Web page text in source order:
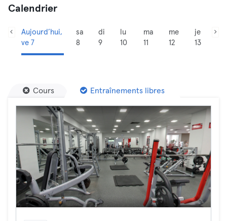
Calendrier
Aujourd’hui,
ve 7
sa
8
di
9
lu
10
ma
11
me
12
je
13
Cours Entraînements libres